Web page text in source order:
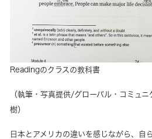
Readingのクラスの教科書
（執筆・写真提供/グローバル・コミュ
樹）
日本とアメリカの違いを感じながら、自